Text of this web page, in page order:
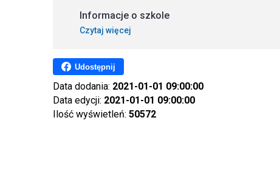
Informacje o szkole
Czytaj więcej
Udostępnij
Data dodania: 2021-01-01 09:00:00
Data edycji: 2021-01-01 09:00:00
Ilość wyświetleń: 50572